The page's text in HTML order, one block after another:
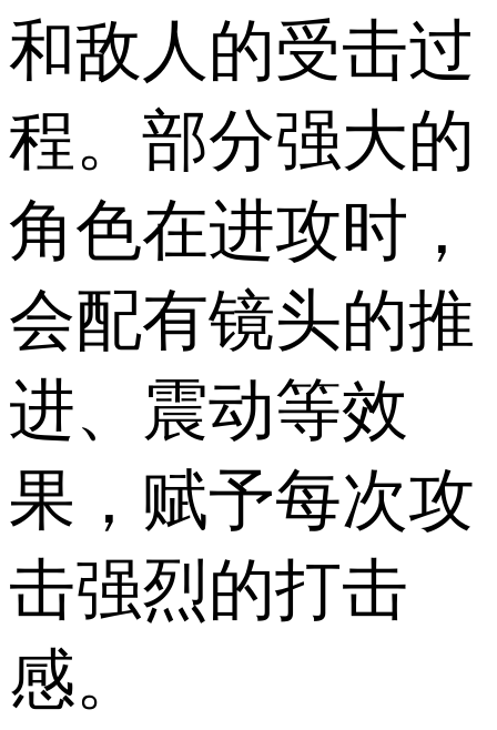
和敌人的受击过
程。部分强大的
角色在进攻时，
会配有镜头的推
进、震动等效
果，赋予每次攻
击强烈的打击
感。